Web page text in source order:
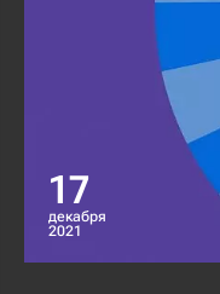
17
декабря
2021